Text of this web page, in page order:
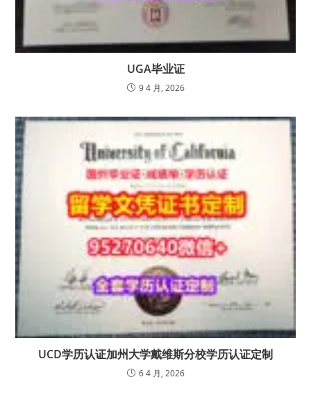
UGA毕业证
9 4 月, 2026
UCD学历认证加州大学戴维斯分校学历认证定制
6 4 月, 2026